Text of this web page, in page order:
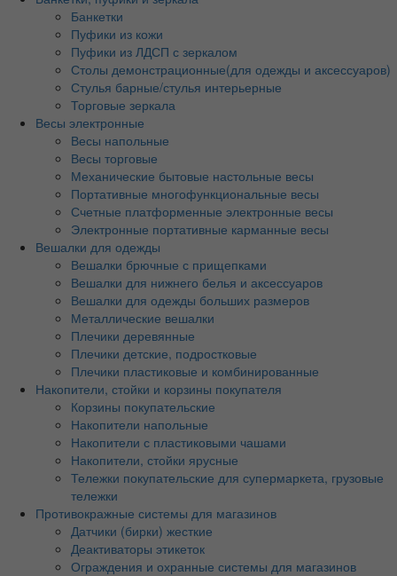
Банкетки
Пуфики из кожи
Пуфики из ЛДСП с зеркалом
Столы демонстрационные(для одежды и аксессуаров)
Стулья барные/стулья интерьерные
Торговые зеркала
Весы электронные
Весы напольные
Весы торговые
Механические бытовые настольные весы
Портативные многофункциональные весы
Счетные платформенные электронные весы
Электронные портативные карманные весы
Вешалки для одежды
Вешалки брючные с прищепками
Вешалки для нижнего белья и аксессуаров
Вешалки для одежды больших размеров
Металлические вешалки
Плечики деревянные
Плечики детские, подростковые
Плечики пластиковые и комбинированные
Накопители, стойки и корзины покупателя
Корзины покупательские
Накопители напольные
Накопители с пластиковыми чашами
Накопители, стойки ярусные
Тележки покупательские для супермаркета, грузовые
тележки
Противокражные системы для магазинов
Датчики (бирки) жесткие
Деактиваторы этикеток
Ограждения и охранные системы для магазинов